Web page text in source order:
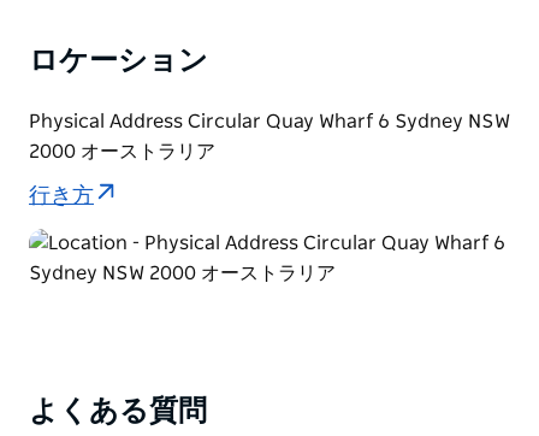
ロケーション
Physical Address Circular Quay Wharf 6 Sydney NSW
2000 オーストラリア
行き方
よくある質問